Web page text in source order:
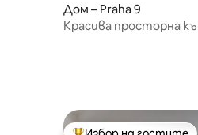
Дом – Praha 9
Красива просторна